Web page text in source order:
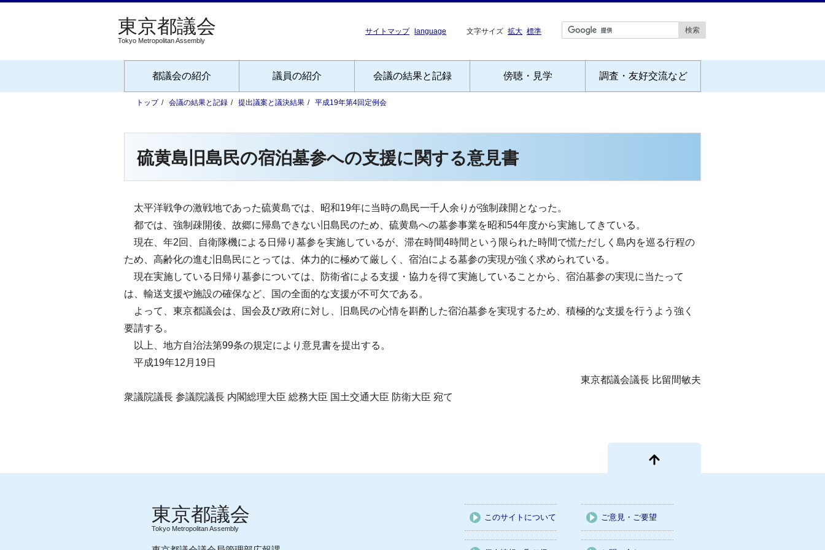
Tokyo Metropolitan Assembly
サイトマップ language 文字サイズ 拡大 標準
都議会の紹介 議員の紹介 会議の結果と記録 傍聴・見学 調査・友好交流など
トップ 会議の結果と記録 提出議案と議決結果 平成19年第4回定例会
硫黄島旧島民の宿泊墓参への支援に関する意見書
太平洋戦争の激戦地であった硫黄島では、昭和19年に当時の島民一千人余りが強制疎開となった。
都では、強制疎開後、故郷に帰島できない旧島民のため、硫黄島への墓参事業を昭和54年度から実施してきている。
現在、年2回、自衛隊機による日帰り墓参を実施しているが、滞在時間4時間という限られた時間で慌ただしく島内を巡る行程の
ため、高齢化の進む旧島民にとっては、体力的に極めて厳しく、宿泊による墓参の実現が強く求められている。
現在実施している日帰り墓参については、防衛省による支援・協力を得て実施していることから、宿泊墓参の実現に当たって
は、輸送支援や施設の確保など、国の全面的な支援が不可欠である。
よって、東京都議会は、国会及び政府に対し、旧島民の心情を斟酌した宿泊墓参を実現するため、積極的な支援を行うよう強く
要請する。
以上、地方自治法第99条の規定により意見書を提出する。
平成19年12月19日
東京都議会議長 比留間敏夫
衆議院議長 参議院議長 内閣総理大臣 総務大臣 国土交通大臣 防衛大臣 宛て
このサイトについて ご意見・ご要望
Tokyo Metropolitan Assembly